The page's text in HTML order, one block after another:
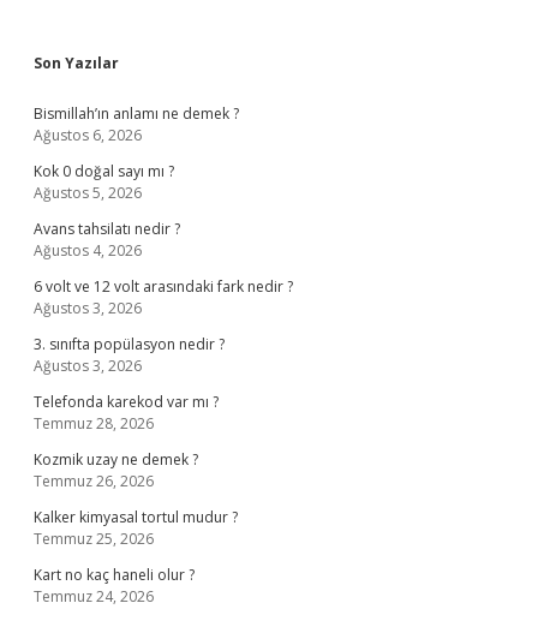
Sidebar
Son Yazılar
Bismillah’ın anlamı ne demek ?
Ağustos 6, 2026
Kok 0 doğal sayı mı ?
Ağustos 5, 2026
Avans tahsilatı nedir ?
Ağustos 4, 2026
6 volt ve 12 volt arasındaki fark nedir ?
Ağustos 3, 2026
3. sınıfta popülasyon nedir ?
Ağustos 3, 2026
Telefonda karekod var mı ?
Temmuz 28, 2026
Kozmik uzay ne demek ?
Temmuz 26, 2026
Kalker kimyasal tortul mudur ?
Temmuz 25, 2026
Kart no kaç haneli olur ?
Temmuz 24, 2026